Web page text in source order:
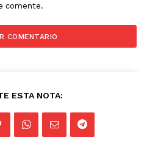
comente.
ESTA NOTA: